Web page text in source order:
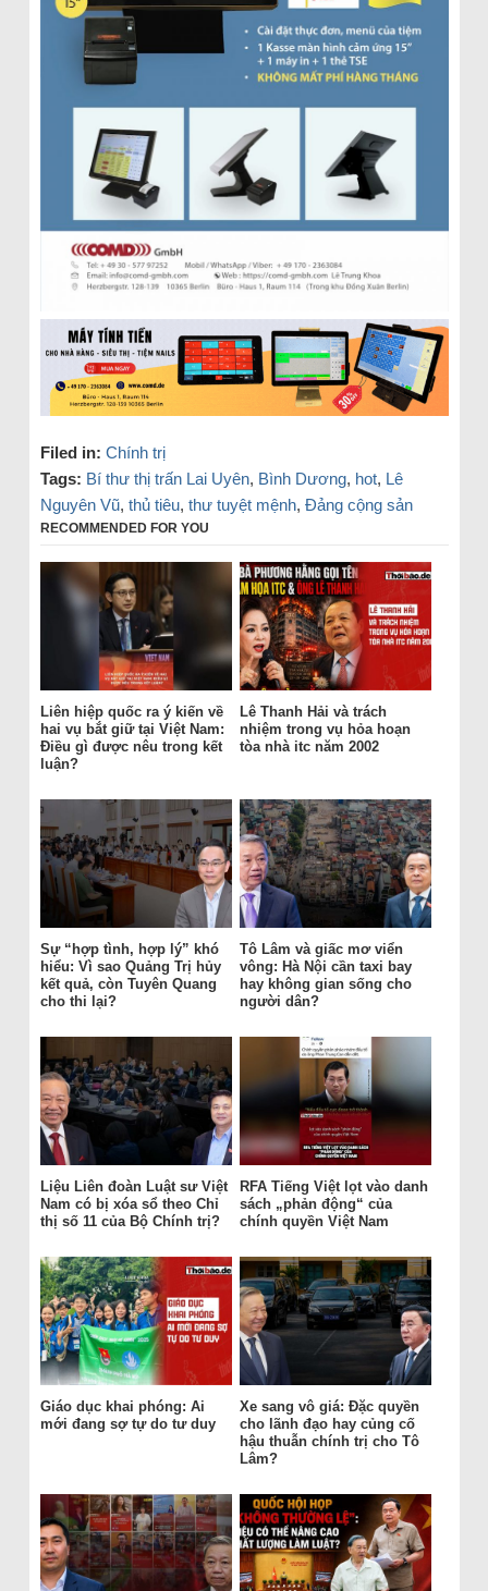
Filed in: Chính trị
Tags: Bí thư thị trấn Lai Uyên, Bình Dương, hot, Lê
Nguyên Vũ, thủ tiêu, thư tuyệt mệnh, Đảng cộng sản
RECOMMENDED FOR YOU
Liên hiệp quốc ra ý kiến về
hai vụ bắt giữ tại Việt Nam:
Điều gì được nêu trong kết
luận?
Lê Thanh Hải và trách
nhiệm trong vụ hỏa hoạn
tòa nhà itc năm 2002
Sự “hợp tình, hợp lý” khó
hiểu: Vì sao Quảng Trị hủy
kết quả, còn Tuyên Quang
cho thi lại?
Tô Lâm và giấc mơ viển
vông: Hà Nội cần taxi bay
hay không gian sống cho
người dân?
Liệu Liên đoàn Luật sư Việt
Nam có bị xóa sổ theo Chỉ
thị số 11 của Bộ Chính trị?
RFA Tiếng Việt lọt vào danh
sách „phản động“ của
chính quyền Việt Nam
Giáo dục khai phóng: Ai
mới đang sợ tự do tư duy
Xe sang vô giá: Đặc quyền
cho lãnh đạo hay củng cố
hậu thuẫn chính trị cho Tô
Lâm?